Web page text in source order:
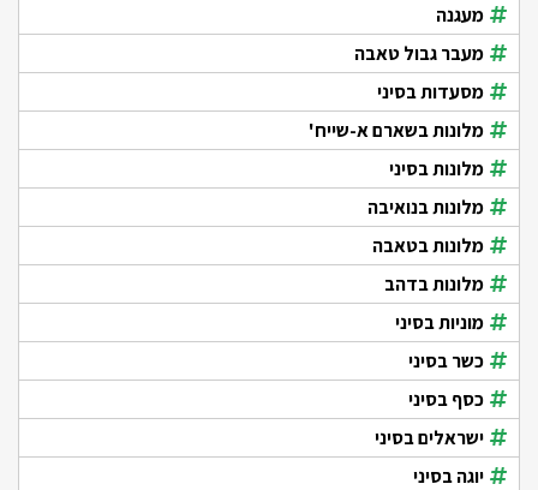
מעגנה
מעבר גבול טאבה
מסעדות בסיני
מלונות בשארם א-שייח'
מלונות בסיני
מלונות בנואיבה
מלונות בטאבה
מלונות בדהב
מוניות בסיני
כשר בסיני
כסף בסיני
ישראלים בסיני
יוגה בסיני